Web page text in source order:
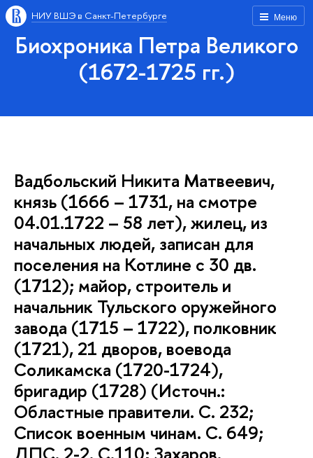
Меню
НИУ ВШЭ в Санкт-Петербурге
Биохроника Петра Великого
(1672-1725 гг.)
Вадбольский Никита Матвеевич,
князь (1666 – 1731, на смотре
04.01.1722 – 58 лет), жилец, из
начальных людей, записан для
поселения на Котлине с 30 дв.
(1712); майор, строитель и
начальник Тульского оружейного
завода (1715 – 1722), полковник
(1721), 21 дворов, воевода
Соликамска (1720-1724),
бригадир (1728) (Источн.:
Областные правители. С. 232;
Список военным чинам. С. 649;